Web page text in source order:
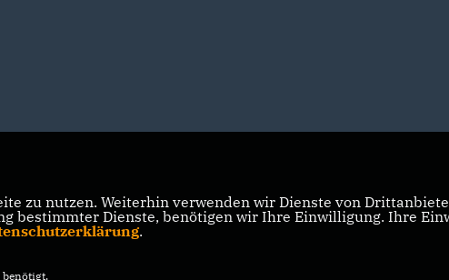
zu nutzen. Weiterhin verwenden wir Dienste von
bestimmter Dienste, benötigen wir Ihre Einwilligung. Ihre
.
benötigt.